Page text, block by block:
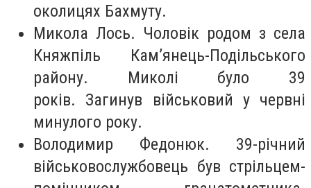
околицях Бахмуту.
Микола Лось. Чоловік родом з села
Княжпіль Кам’янець-Подільського
району. Миколі було 39
років. Загинув військовий у червні
минулого року.
Володимир Федонюк. 39-річний
військовослужбовець був стрільцем-